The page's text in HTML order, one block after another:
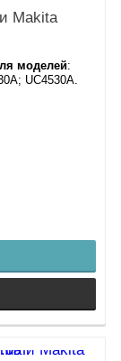
Makita
моделей:
UC4530A.